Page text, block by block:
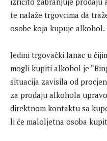
te nalaže trgovcima da
osobe koja kupuje alkohol.
Jedini trgovački lanac u
mogli kupiti alkohol je
situacija zavisila od
za prodaju alkohola
direktnom kontaktu sa
li će maloljetna osoba